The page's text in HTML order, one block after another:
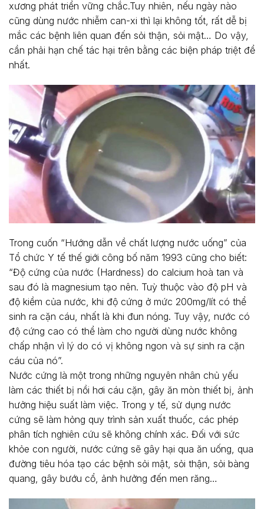
xương phát triển vững chắc.Tuy nhiên, nếu ngày nào
cũng dùng nước nhiễm can-xi thì lại không tốt, rất dễ bị
mắc các bệnh liên quan đến sỏi thận, sỏi mật… Do vậy,
cần phải hạn chế tác hại trên bằng các biện pháp triệt để
nhất.
Trong cuốn “Hướng dẫn về chất lượng nước uống” của
Tổ chức Y tế thế giới công bố năm 1993 cũng cho biết:
“Độ cứng của nước (Hardness) do calcium hoà tan và
sau đó là magnesium tạo nên. Tuỳ thuộc vào độ pH và
độ kiềm của nước, khi độ cứng ở mức 200mg/lít có thể
sinh ra cặn cáu, nhất là khi đun nóng. Tuy vậy, nước có
độ cứng cao có thể làm cho người dùng nước không
chấp nhận vì lý do có vị không ngon và sự sinh ra cặn
cáu của nó”.
Nước cứng là một trong những nguyên nhân chủ yếu
làm các thiết bị nồi hơi cáu cặn, gây ăn mòn thiết bị, ảnh
hưởng hiệu suất làm việc. Trong y tế, sử dụng nước
cứng sẽ làm hỏng quy trình sản xuất thuốc, các phép
phân tích nghiên cứu sẽ không chính xác. Đối với sức
khỏe con người, nước cứng sẽ gây hại qua ăn uống, qua
đường tiêu hóa tạo các bệnh sỏi mật, sỏi thận, sỏi bàng
quang, gây bướu cổ, ảnh hưởng đến men răng…